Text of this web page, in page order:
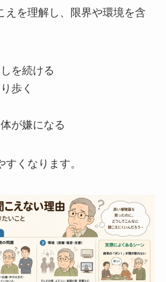
えを理解し、限界や環境を含
を続ける
歩く
が嫌になる
くなります。